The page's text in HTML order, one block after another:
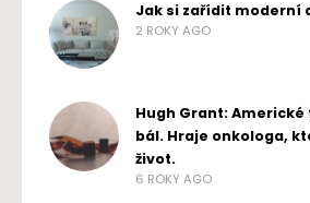
Jak si zařídit moderní
2 ROKY AGO
Hugh Grant:
bál. Hraje onkologa,
život.
6 ROKY AGO